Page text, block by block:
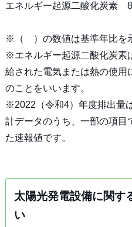
エネルギー起源二酸化炭素
※（ ）の数値は基準年比を
※エネルギー起源二酸化炭素
給された電気または熱の使用
のことをいいます。
※2022（令和4）年度排出量
計データのうち、一部の項目
た速報値です。
太陽光発電設備に関す
い